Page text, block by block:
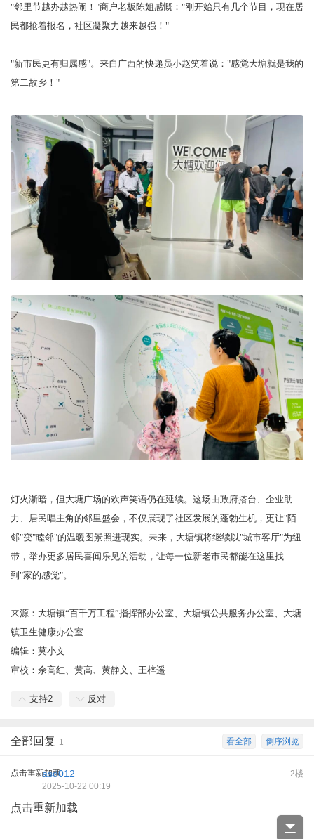
"邻里节越办越热闹！"商户老板陈姐感慨："刚开始只有几个节目，现在居
民都抢着报名，社区凝聚力越来越强！"
"新市民更有归属感"。来自广西的快递员小赵笑着说："感觉大塘就是我的
第二故乡！"
灯火渐暗，但大塘广场的欢声笑语仍在延续。这场由政府搭台、企业助
力、居民唱主角的邻里盛会，不仅展现了社区发展的蓬勃生机，更让"陌
邻"变"睦邻"的温暖图景照进现实。未来，大塘镇将继续以"城市客厅"为纽
带，举办更多居民喜闻乐见的活动，让每一位新老市民都能在这里找
到"家的感觉"。
来源：大塘镇“百千万工程”指挥部办公室、大塘镇公共服务办公室、大塘
镇卫生健康办公室
编辑：莫小文
审校：佘高红、黄高、黄静文、王梓遥
支持2 反对
倒序浏览
看全部
全部回复 1
点击重新加载 2楼
asd012
2025-10-22 00:19
点击重新加载